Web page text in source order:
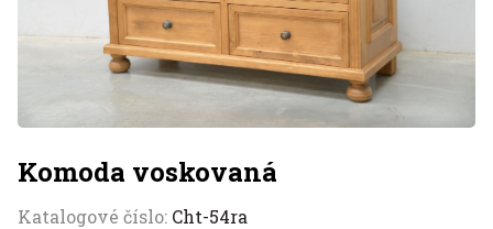
Komoda voskovaná
Katalogové číslo: Cht-54ra